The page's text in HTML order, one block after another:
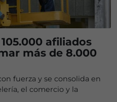
afiliados
más de 8.000
fuerza y se consolida en
el comercio y la